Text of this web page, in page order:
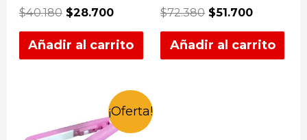
$40.180 $28.700
Añadir al carrito
$72.380 $51.700
Añadir al carrito
¡Oferta!